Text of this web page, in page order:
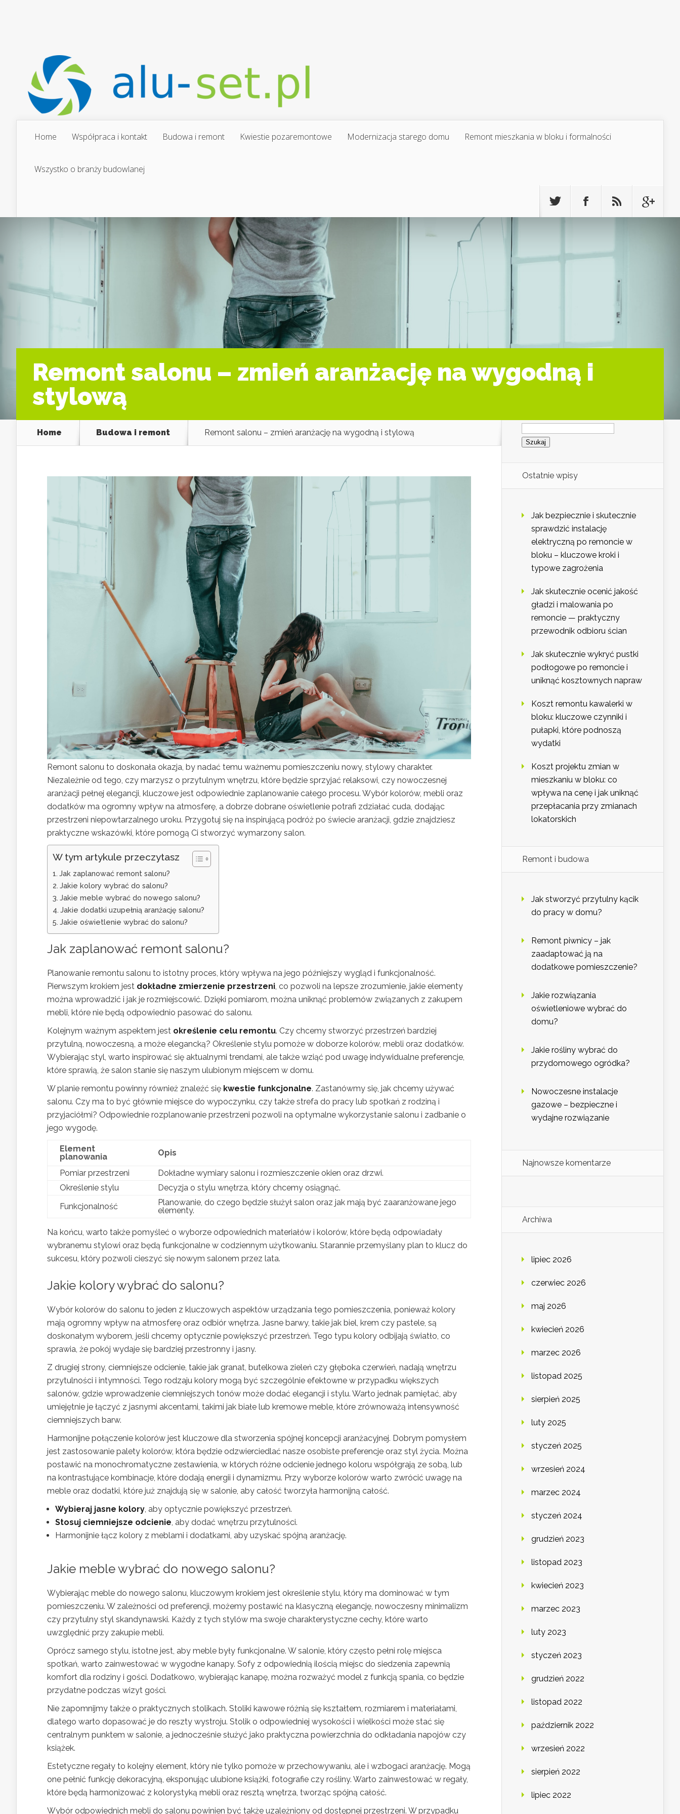
Home Współpraca i kontakt Budowa i remont Kwiestie pozaremontowe Modernizacja starego domu Remont mieszkania w bloku i formalności
Wszystko o branży budowlanej
Remont salonu – zmień aranżację na wygodną i
stylową
Home Budowa i remont Remont salonu – zmień aranżację na wygodną i stylową
Remont salonu to doskonała okazja, by nadać temu ważnemu pomieszczeniu nowy, stylowy charakter.
Niezależnie od tego, czy marzysz o przytulnym wnętrzu, które będzie sprzyjać relaksowi, czy nowoczesnej
aranżacji pełnej elegancji, kluczowe jest odpowiednie zaplanowanie całego procesu. Wybór kolorów, mebli oraz
dodatków ma ogromny wpływ na atmosferę, a dobrze dobrane oświetlenie potrafi zdziałać cuda, dodając
przestrzeni niepowtarzalnego uroku. Przygotuj się na inspirującą podróż po świecie aranżacji, gdzie znajdziesz
praktyczne wskazówki, które pomogą Ci stworzyć wymarzony salon.
W tym artykule przeczytasz
Jak zaplanować remont salonu?
Jakie kolory wybrać do salonu?
Jakie meble wybrać do nowego salonu?
Jakie dodatki uzupełnią aranżację salonu?
Jakie oświetlenie wybrać do salonu?
Jak zaplanować remont salonu?
Planowanie remontu salonu to istotny proces, który wpływa na jego późniejszy wygląd i funkcjonalność.
Pierwszym krokiem jest dokładne zmierzenie przestrzeni, co pozwoli na lepsze zrozumienie, jakie elementy
można wprowadzić i jak je rozmiejscowić. Dzięki pomiarom, można uniknąć problemów związanych z zakupem
mebli, które nie będą odpowiednio pasować do salonu.
Kolejnym ważnym aspektem jest określenie celu remontu. Czy chcemy stworzyć przestrzeń bardziej
przytulną, nowoczesną, a może elegancką? Określenie stylu pomoże w doborze kolorów, mebli oraz dodatków.
Wybierając styl, warto inspirować się aktualnymi trendami, ale także wziąć pod uwagę indywidualne preferencje,
które sprawią, że salon stanie się naszym ulubionym miejscem w domu.
W planie remontu powinny również znaleźć się kwestie funkcjonalne. Zastanówmy się, jak chcemy używać
salonu. Czy ma to być głównie miejsce do wypoczynku, czy także strefa do pracy lub spotkań z rodziną i
przyjaciółmi? Odpowiednie rozplanowanie przestrzeni pozwoli na optymalne wykorzystanie salonu i zadbanie o
jego wygodę.
Element
planowania
Opis
Pomiar przestrzeni
Dokładne wymiary salonu i rozmieszczenie okien oraz drzwi.
Określenie stylu
Decyzja o stylu wnętrza, który chcemy osiągnąć.
Funkcjonalność
Planowanie, do czego będzie służył salon oraz jak mają być zaaranżowane jego
elementy.
Na końcu, warto także pomyśleć o wyborze odpowiednich materiałów i kolorów, które będą odpowiadały
wybranemu stylowi oraz będą funkcjonalne w codziennym użytkowaniu. Starannie przemyślany plan to klucz do
sukcesu, który pozwoli cieszyć się nowym salonem przez lata.
Jakie kolory wybrać do salonu?
Wybór kolorów do salonu to jeden z kluczowych aspektów urządzania tego pomieszczenia, ponieważ kolory
mają ogromny wpływ na atmosferę oraz odbiór wnętrza. Jasne barwy, takie jak biel, krem czy pastele, są
doskonałym wyborem, jeśli chcemy optycznie powiększyć przestrzeń. Tego typu kolory odbijają światło, co
sprawia, że pokój wydaje się bardziej przestronny i jasny.
Z drugiej strony, ciemniejsze odcienie, takie jak granat, butelkowa zieleń czy głęboka czerwień, nadają wnętrzu
przytulności i intymności. Tego rodzaju kolory mogą być szczególnie efektowne w przypadku większych
salonów, gdzie wprowadzenie ciemniejszych tonów może dodać elegancji i stylu. Warto jednak pamiętać, aby
umiejętnie je łączyć z jasnymi akcentami, takimi jak białe lub kremowe meble, które zrównoważą intensywność
ciemniejszych barw.
Harmonijne połączenie kolorów jest kluczowe dla stworzenia spójnej koncepcji aranżacyjnej. Dobrym pomysłem
jest zastosowanie palety kolorów, która będzie odzwierciedlać nasze osobiste preferencje oraz styl życia. Można
postawić na monochromatyczne zestawienia, w których różne odcienie jednego koloru współgrają ze sobą, lub
na kontrastujące kombinacje, które dodają energii i dynamizmu. Przy wyborze kolorów warto zwrócić uwagę na
meble oraz dodatki, które już znajdują się w salonie, aby całość tworzyła harmonijną całość.
Wybieraj jasne kolory, aby optycznie powiększyć przestrzeń.
Stosuj ciemniejsze odcienie, aby dodać wnętrzu przytulności.
Harmonijnie łącz kolory z meblami i dodatkami, aby uzyskać spójną aranżację.
Jakie meble wybrać do nowego salonu?
Wybierając meble do nowego salonu, kluczowym krokiem jest określenie stylu, który ma dominować w tym
pomieszczeniu. W zależności od preferencji, możemy postawić na klasyczną elegancję, nowoczesny minimalizm
czy przytulny styl skandynawski. Każdy z tych stylów ma swoje charakterystyczne cechy, które warto
uwzględnić przy zakupie mebli.
Oprócz samego stylu, istotne jest, aby meble były funkcjonalne. W salonie, który często pełni rolę miejsca
spotkań, warto zainwestować w wygodne kanapy. Sofy z odpowiednią ilością miejsc do siedzenia zapewnią
komfort dla rodziny i gości. Dodatkowo, wybierając kanapę, można rozważyć model z funkcją spania, co będzie
przydatne podczas wizyt gości.
Nie zapomnijmy także o praktycznych stolikach. Stoliki kawowe różnią się kształtem, rozmiarem i materiałami,
dlatego warto dopasować je do reszty wystroju. Stolik o odpowiedniej wysokości i wielkości może stać się
centralnym punktem w salonie, a jednocześnie służyć jako praktyczna powierzchnia do odkładania napojów czy
książek.
Estetyczne regały to kolejny element, który nie tylko pomoże w przechowywaniu, ale i wzbogaci aranżację. Mogą
one pełnić funkcję dekoracyjną, eksponując ulubione książki, fotografie czy rośliny. Warto zainwestować w regały,
które będą harmonizować z kolorystyką mebli oraz resztą wnętrza, tworząc spójną całość.
Wybór odpowiednich mebli do salonu powinien być także uzależniony od dostępnej przestrzeni. W przypadku
Szukaj:
Ostatnie wpisy
Jak bezpiecznie i skutecznie
sprawdzić instalację
elektryczną po remoncie w
bloku – kluczowe kroki i
typowe zagrożenia
Jak skutecznie ocenić jakość
gładzi i malowania po
remoncie — praktyczny
przewodnik odbioru ścian
Jak skutecznie wykryć pustki
podłogowe po remoncie i
uniknąć kosztownych napraw
Koszt remontu kawalerki w
bloku: kluczowe czynniki i
pułapki, które podnoszą
wydatki
Koszt projektu zmian w
mieszkaniu w bloku: co
wpływa na cenę i jak uniknąć
przepłacania przy zmianach
lokatorskich
Remont i budowa
Jak stworzyć przytulny kącik
do pracy w domu?
Remont piwnicy – jak
zaadaptować ją na
dodatkowe pomieszczenie?
Jakie rozwiązania
oświetleniowe wybrać do
domu?
Jakie rośliny wybrać do
przydomowego ogródka?
Nowoczesne instalacje
gazowe – bezpieczne i
wydajne rozwiązanie
Najnowsze komentarze
Archiwa
lipiec 2026
czerwiec 2026
maj 2026
kwiecień 2026
marzec 2026
listopad 2025
sierpień 2025
luty 2025
styczeń 2025
wrzesień 2024
marzec 2024
styczeń 2024
grudzień 2023
listopad 2023
kwiecień 2023
marzec 2023
luty 2023
styczeń 2023
grudzień 2022
listopad 2022
październik 2022
wrzesień 2022
sierpień 2022
lipiec 2022